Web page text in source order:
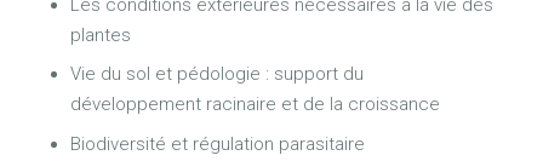
plantes
Vie du sol et pédologie : support du
développement racinaire et de la croissance
Biodiversité et régulation parasitaire